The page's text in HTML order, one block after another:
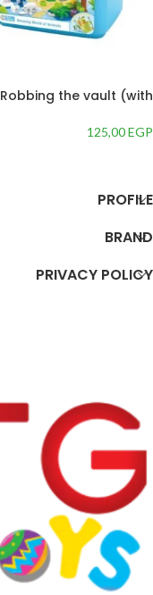
Robbing the vault (with
3AG3) Blocks 63 pcs
125,00EGP
PROFILE
BRAND
PRIVACY POLICY